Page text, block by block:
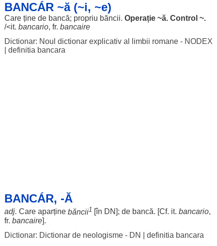
BANCÁR ~ă (~i, ~e)
Care ține de bancă; propriu băncii. Operație~ă. Control ~.
/<it. bancario, fr. bancaire
Dictionar: Noul dictionar explicativ al limbii romane - NODEX
definitia bancara
BANCÁR, -Ă
adj. Care aparține băncii1 [în DN]; de bancă. [Cf. it. bancario,
fr. bancaire].
Dictionar: Dictionar de neologisme - DN
definitia bancara